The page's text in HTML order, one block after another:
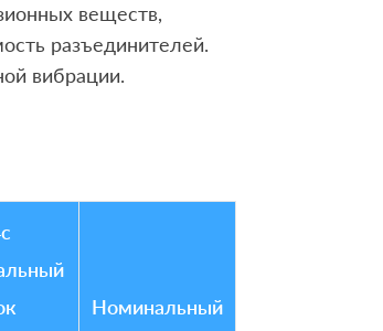
веществ,
разъединителей.
вибрации.
Номинальный